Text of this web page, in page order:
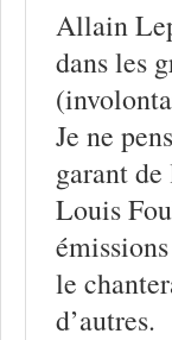
Allain
dans les
Je ne
garant
Louis
le
d’autres.